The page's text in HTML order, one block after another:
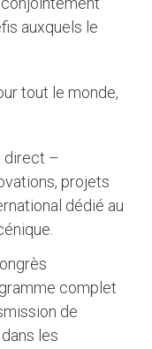
auxquels le
tout le monde,
direct –
projets
dédié au
complet
de
les